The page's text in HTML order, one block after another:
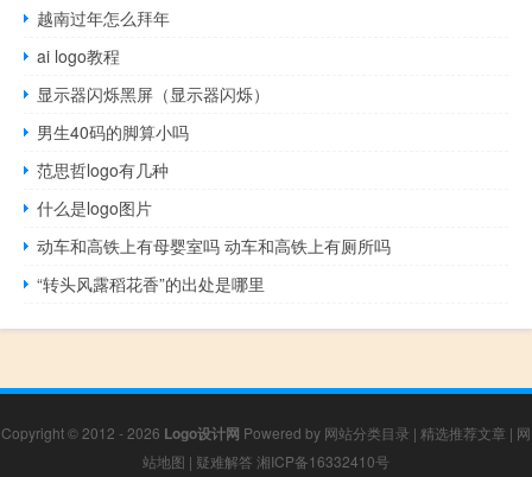
越南过年怎么拜年
ai logo教程
显示器闪烁黑屏（显示器闪烁）
男生40码的脚算小吗
范思哲logo有几种
什么是logo图片
动车和高铁上有母婴室吗 动车和高铁上有厕所吗
“转头风露稻花香”的出处是哪里
Copyright © 2012 - 2026 Logo设计网 Powered by 网站分类目录 | 精选推荐文章 | 网
站地图 | 疑难解答 湘ICP备16332410号